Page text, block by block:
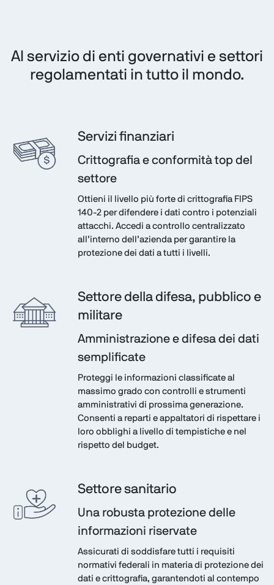
Al servizio di enti governativi e settori
regolamentati in tutto il mondo.
Servizi finanziari
Crittografia e conformità top del
settore
Ottieni il livello più forte di crittografia FIPS
140-2 per difendere i dati contro i potenziali
attacchi. Accedi a controllo centralizzato
all’interno dell’azienda per garantire la
protezione dei dati a tutti i livelli.
Settore della difesa, pubblico e
militare
Amministrazione e difesa dei dati
semplificate
Proteggi le informazioni classificate al
massimo grado con controlli e strumenti
amministrativi di prossima generazione.
Consenti a reparti e appaltatori di rispettare i
loro obblighi a livello di tempistiche e nel
rispetto del budget.
Settore sanitario
Una robusta protezione delle
informazioni riservate
Assicurati di soddisfare tutti i requisiti
normativi federali in materia di protezione dei
dati e crittografia, garantendoti al contempo